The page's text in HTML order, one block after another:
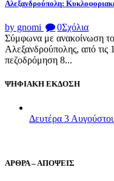
Αλεξανδρούπολη:
by gnomi 0Σχόλια
Σύμφωνα με ανακοίνωση
Αλεξανδρούπολης, από τις
πεζοδρόμηση 8...
ΨΗΦΙΑΚΗ ΕΚΔΟΣΗ
Δευτέρα 3
ΑΡΘΡΑ – ΑΠΟΨΕΙΣ